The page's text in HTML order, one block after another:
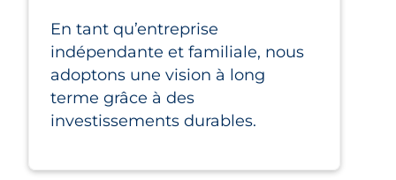
En tant qu’entreprise
indépendante et familiale, nous
adoptons une vision à long
terme grâce à des
investissements durables.